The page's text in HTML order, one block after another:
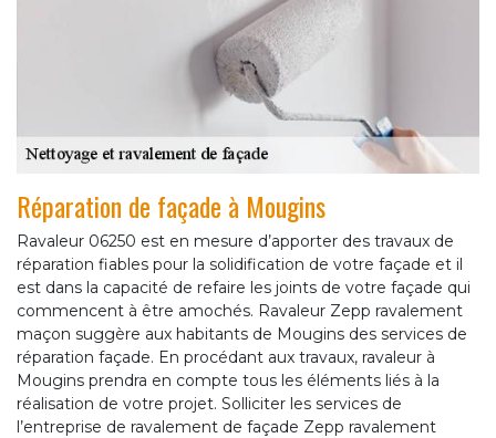
Réparation de façade à Mougins
Ravaleur 06250 est en mesure d’apporter des travaux de
réparation fiables pour la solidification de votre façade et il
est dans la capacité de refaire les joints de votre façade qui
commencent à être amochés. Ravaleur Zepp ravalement
maçon suggère aux habitants de Mougins des services de
réparation façade. En procédant aux travaux, ravaleur à
Mougins prendra en compte tous les éléments liés à la
réalisation de votre projet. Solliciter les services de
l’entreprise de ravalement de façade Zepp ravalement